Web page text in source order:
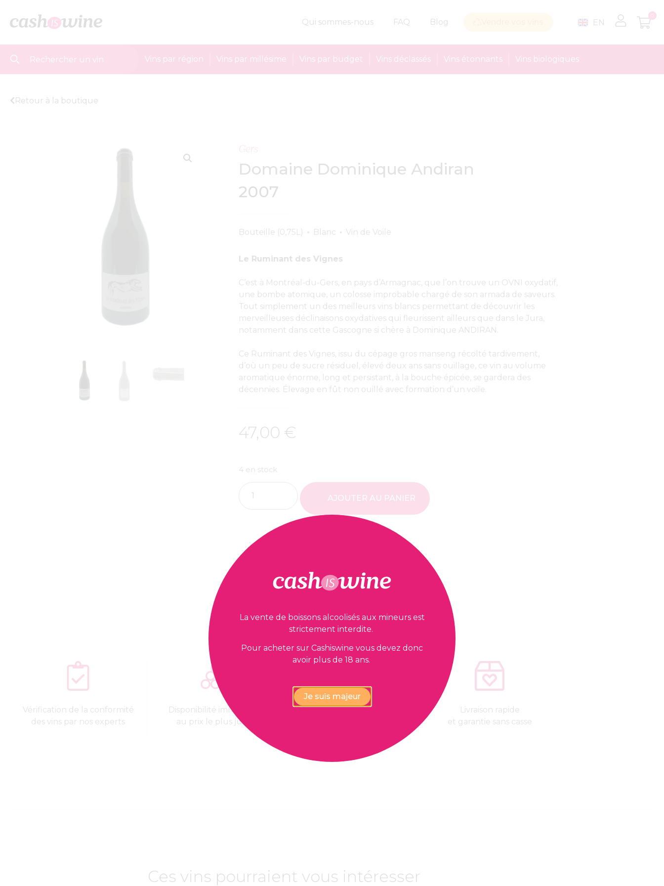
Qui sommes-nous FAQ Blog EN
0
Vins par région Vins par millésime Vins par budget Vins déclassés Vins étonnants Vins biologiques
Retour à la boutique
Gers
Domaine Dominique Andiran
2007
Bouteille (0,75L) Blanc Vin de Voile
Le Ruminant des Vignes
C’est à Montréal-du-Gers, en pays d’Armagnac, que l’on trouve un OVNI oxydatif,
une bombe atomique, un colosse improbable chargé de son armada de saveurs.
Tout simplement un des meilleurs vins blancs permettant de découvrir les
merveilleuses déclinaisons oxydatives qui fleurissent ailleurs que dans le Jura,
notamment dans cette Gascogne si chère à Dominique ANDIRAN.
Ce Ruminant des Vignes, issu du cépage gros manseng récolté tardivement,
d’où un peu de sucre résiduel, élevé deux ans sans ouillage, ce vin au volume
aromatique énorme, long et persistant, à la bouche épicée, se gardera des
décennies. Élevage en fût non ouillé avec formation d’un voile.
47,00 €
4 en stock
AJOUTER AU PANIER
Nos garanties
Vérification de la conformité
des vins par nos experts
Disponibilité immédiate,
au prix le plus juste
Paiement 100%
Livraison rapide
et garantie sans casse
Ces vins pourraient vous intéresser
La vente de boissons alcoolisés aux mineurs est
strictement interdite.
Pour acheter sur Cashiswine vous devez donc
avoir plus de 18 ans.
Je suis majeur